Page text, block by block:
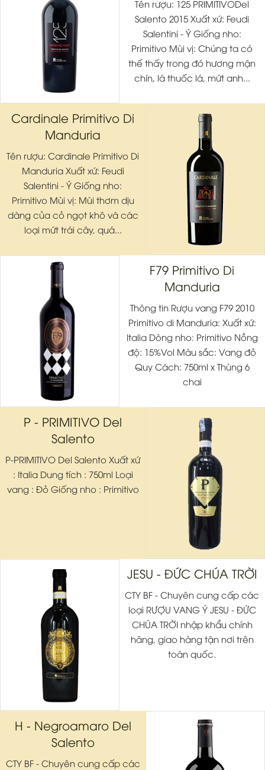
Tên rượu: 125 PRIMITIVODel
Salento 2015 Xuất xứ: Feudi
Salentini - Ý Giống nho:
Primitivo Mùi vị: Chúng ta có
thế thấy trong đó hương mận
chín, lá thuốc lá, mứt anh...
Cardinale Primitivo Di
Manduria
Tên rượu: Cardinale Primitivo Di
Manduria Xuất xứ: Feudi
Salentini - Ý Giống nho:
Primitivo Mùi vị: Mùi thơm dịu
dàng của cỏ ngọt khô và các
loại mứt trái cây, quá...
F79 Primitivo Di
Manduria
Thông tin Rượu vang F79 2010
Primitivo di Manduria: Xuất xứ:
Italia Dòng nho: Primitivo Nồng
độ: 15%Vol Màu sắc: Vang đỏ
Quy Cách: 750ml x Thùng 6
chai
P - PRIMITIVO Del
Salento
P-PRIMITIVO Del Salento Xuất xứ
: Italia Dung tích : 750ml Loại
vang : Đỏ Giống nho : Primitivo
JESU - ĐỨC CHÚA TRỜI
CTY BF - Chuyên cung cấp các
loại RƯỢU VANG Ý JESU - ĐỨC
CHÚA TRỜI nhập khẩu chính
hãng, giao hàng tận nơi trên
toàn quốc.
H - Negroamaro Del
Salento
CTY BF - Chuyên cung cấp các